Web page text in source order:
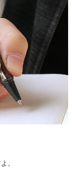
。